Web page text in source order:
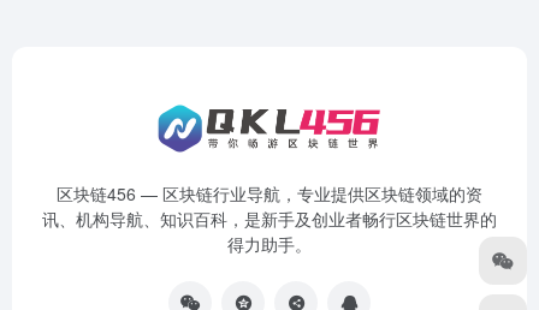
区块链456 — 区块链行业导航，专业提供区块链领域的资
讯、机构导航、知识百科，是新手及创业者畅行区块链世界的
得力助手。